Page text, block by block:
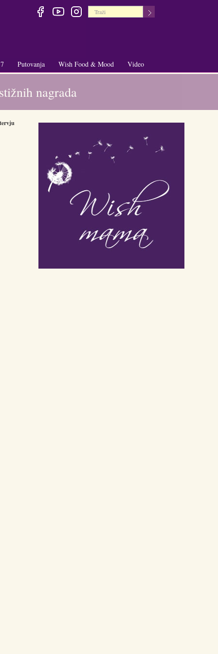
+
Putovanja
+
Wish Food & Mood Video
nagrada